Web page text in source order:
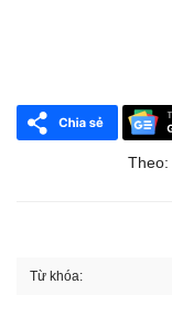
Theo:
Từ khóa: